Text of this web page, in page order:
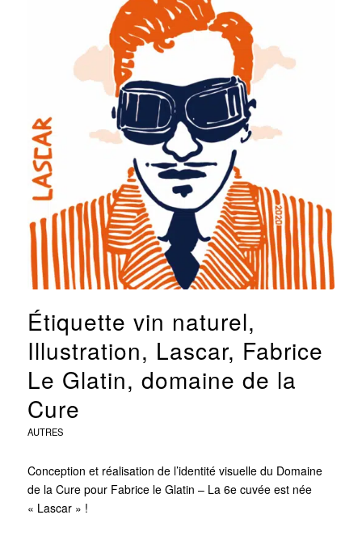
Étiquette vin naturel,
Illustration, Lascar, Fabrice
Le Glatin, domaine de la
Cure
AUTRES
Conception et réalisation de l’identité visuelle du Domaine
de la Cure pour Fabrice le Glatin – La 6e cuvée est née
« Lascar » !